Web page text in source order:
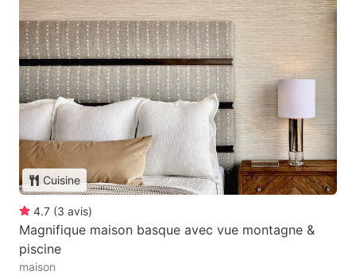
Cuisine
4.7 (3 avis)
Magnifique maison basque avec vue montagne &
piscine
maison